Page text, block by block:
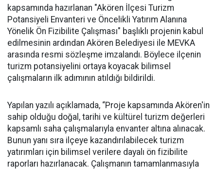
kapsamında hazırlanan "Akören İlçesi Turizm
Potansiyeli Envanteri ve Öncelikli Yatırım Alanına
Yönelik Ön Fizibilite Çalışması" başlıklı projenin kabul
edilmesinin ardından Akören Belediyesi ile MEVKA
arasında resmi sözleşme imzalandı. Böylece ilçenin
turizm potansiyelini ortaya koyacak bilimsel
çalışmaların ilk adımının atıldığı bildirildi.
Yapılan yazılı açıklamada, “Proje kapsamında Akören'in
sahip olduğu doğal, tarihi ve kültürel turizm değerleri
kapsamlı saha çalışmalarıyla envanter altına alınacak.
Bunun yanı sıra ilçeye kazandırılabilecek turizm
yatırımları için bilimsel verilere dayalı ön fizibilite
raporları hazırlanacak. Çalışmanın tamamlanmasıyla